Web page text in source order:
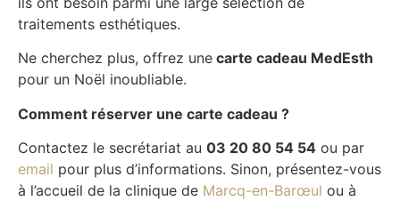
traitements esthétiques.
Ne cherchez plus, offrez une carte cadeau MedEsth
pour un Noël inoubliable.
Comment réserver une carte cadeau ?
Contactez le secrétariat au 03 20 80 54 54 ou par
email pour plus d’informations. Sinon, présentez-vous
à l’accueil de la clinique de Marcq-en-Barœul ou à